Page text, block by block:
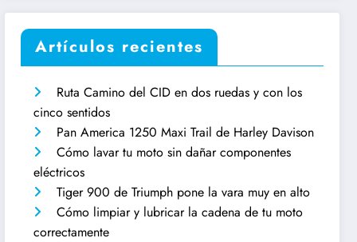
Artículos recientes
Ruta Camino del CID en dos ruedas y con los
cinco sentidos
Pan America 1250 Maxi Trail de Harley Davison
Cómo lavar tu moto sin dañar componentes
eléctricos
Tiger 900 de Triumph pone la vara muy en alto
Cómo limpiar y lubricar la cadena de tu moto
correctamente